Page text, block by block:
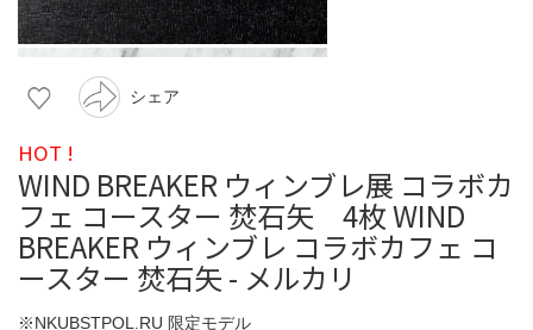
シェア
HOT !
WIND BREAKER ウィンブレ展 コラボカ
フェ コースター 焚石矢 4枚 WIND
BREAKER ウィンブレ コラボカフェ コ
ースター 焚石矢 - メルカリ
※NKUBSTPOL.RU 限定モデル